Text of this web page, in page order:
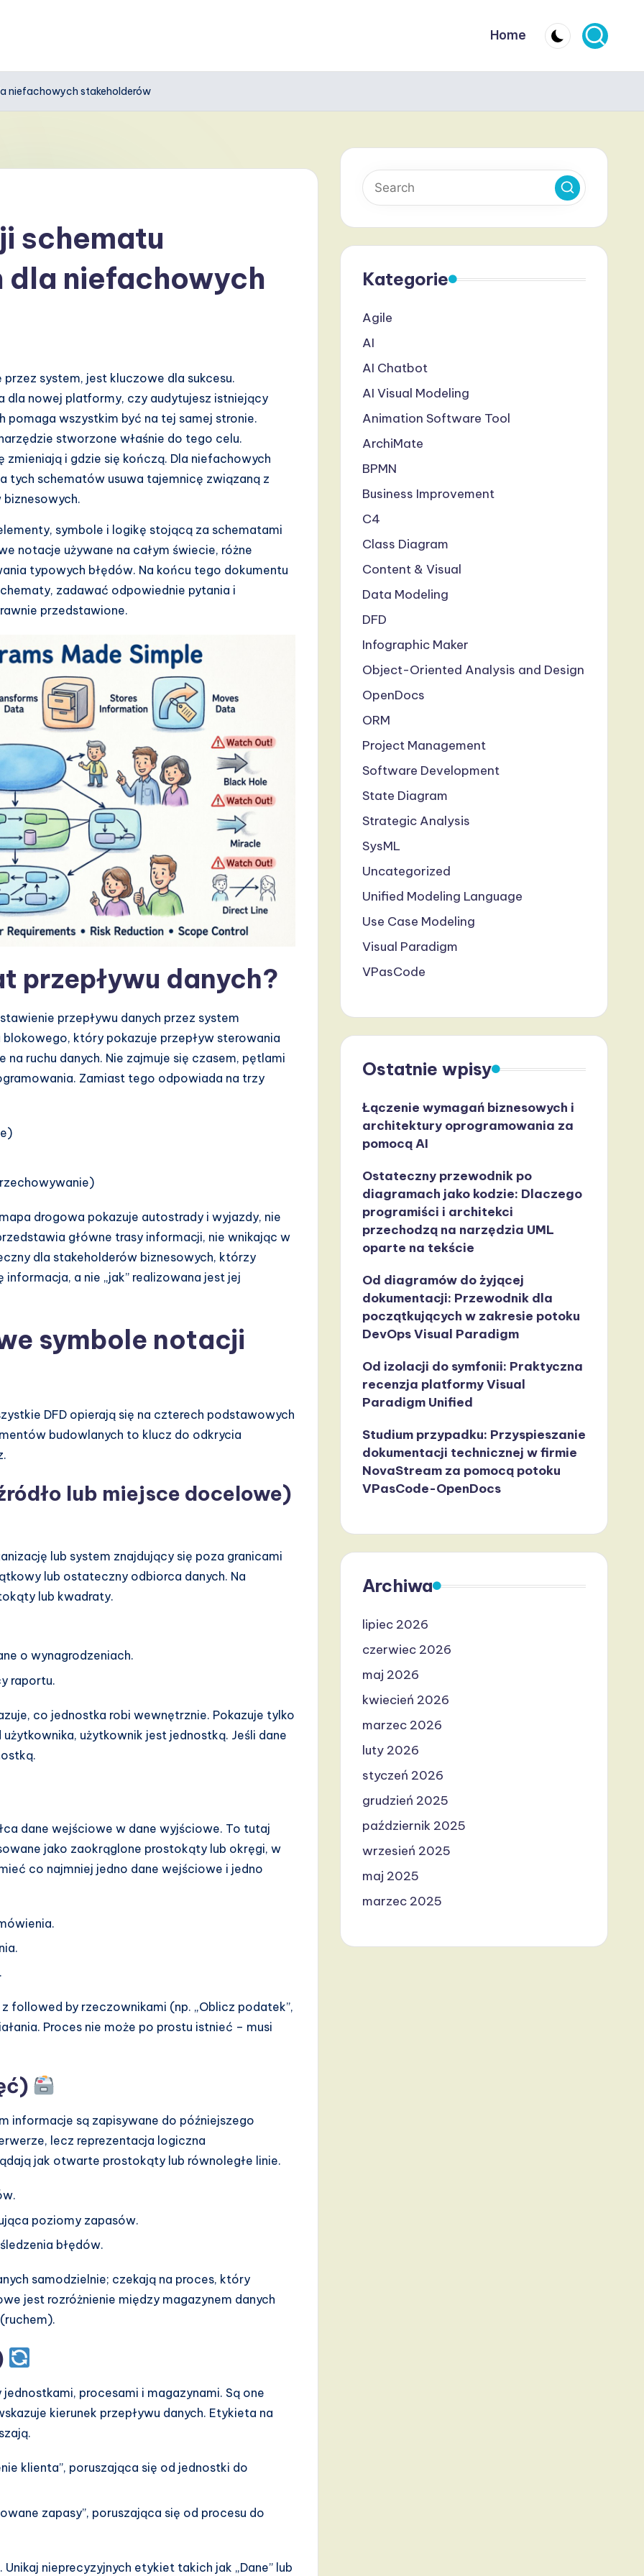
Home
niefachowych stakeholderów
schematu
dla niefachowych
system, jest kluczowe dla sukcesu.
dla nowej platformy, czy audytujesz istniejący
pomaga wszystkim być na tej samej stronie.
stworzone właśnie do tego celu.
zmieniają i gdzie się kończą. Dla niefachowych
tych schematów usuwa tajemnicę związaną z
symbole i logikę stojącą za schematami
notacje używane na całym świecie, różne
typowych błędów. Na końcu tego dokumentu
zadawać odpowiednie pytania i
przedstawione.
przepływu danych?
przepływu danych przez system
który pokazuje przepływ sterowania
na ruchu danych. Nie zajmuje się czasem, pętlami
Zamiast tego odpowiada na trzy
drogowa pokazuje autostrady i wyjazdy, nie
główne trasy informacji, nie wnikając w
dla stakeholderów biznesowych, którzy
informacja, a nie „jak” realizowana jest jej
symbole notacji
DFD opierają się na czterech podstawowych
budowlanych to klucz do odkrycia
lub miejsce docelowe)
lub system znajdujący się poza granicami
lub ostateczny odbiorca danych. Na
lub kwadraty.
o wynagrodzeniach.
raportu.
co jednostka robi wewnętrznie. Pokazuje tylko
użytkownik jest jednostką. Jeśli dane
dane wejściowe w dane wyjściowe. To tutaj
jako zaokrąglone prostokąty lub okręgi, w
co najmniej jedno dane wejściowe i jedno
followed by rzeczownikami (np. „Oblicz podatek”,
Proces nie może po prostu istnieć – musi
informacje są zapisywane do późniejszego
lecz reprezentacja logiczna
jak otwarte prostokąty lub równoległe linie.
poziomy zapasów.
błędów.
samodzielnie; czekają na proces, który
jest rozróżnienie między magazynem danych
procesami i magazynami. Są one
kierunek przepływu danych. Etykieta na
klienta”, poruszająca się od jednostki do
zapasy”, poruszająca się od procesu do
nieprecyzyjnych etykiet takich jak „Dane” lub
Kategorie
Agile
AI
AI Chatbot
AI Visual Modeling
Animation Software Tool
ArchiMate
BPMN
Business Improvement
C4
Class Diagram
Content & Visual
Data Modeling
DFD
Infographic Maker
Object-Oriented Analysis and Design
OpenDocs
ORM
Project Management
Software Development
State Diagram
Strategic Analysis
SysML
Uncategorized
Unified Modeling Language
Use Case Modeling
Visual Paradigm
VPasCode
Ostatnie wpisy
Łączenie wymagań biznesowych i
architektury oprogramowania za
pomocą AI
Ostateczny przewodnik po
diagramach jako kodzie: Dlaczego
programiści i architekci
przechodzą na narzędzia UML
oparte na tekście
Od diagramów do żyjącej
dokumentacji: Przewodnik dla
początkujących w zakresie potoku
DevOps Visual Paradigm
Od izolacji do symfonii: Praktyczna
recenzja platformy Visual
Paradigm Unified
Studium przypadku: Przyspieszanie
dokumentacji technicznej w firmie
NovaStream za pomocą potoku
VPasCode-OpenDocs
Archiwa
lipiec 2026
czerwiec 2026
maj 2026
kwiecień 2026
marzec 2026
luty 2026
styczeń 2026
grudzień 2025
październik 2025
wrzesień 2025
maj 2025
marzec 2025